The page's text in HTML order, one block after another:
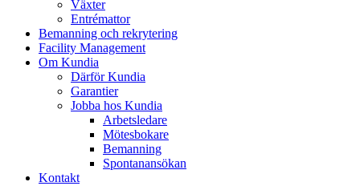
Växter
Entrémattor
Bemanning och rekrytering
Facility Management
Om Kundia
Därför Kundia
Garantier
Jobba hos Kundia
Arbetsledare
Mötesbokare
Bemanning
Spontanansökan
Kontakt